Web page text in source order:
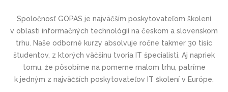
Spoločnosť GOPAS je najväčším poskytovateľom školení
v oblasti informačných technológií na českom a slovenskom
trhu. Naše odborné kurzy absolvuje ročne takmer 30 tisíc
študentov, z ktorých väčšinu tvoria IT špecialisti. Aj napriek
tomu, že pôsobíme na pomerne malom trhu, patríme
k jedným z najväčších poskytovateľov IT školení v Európe.